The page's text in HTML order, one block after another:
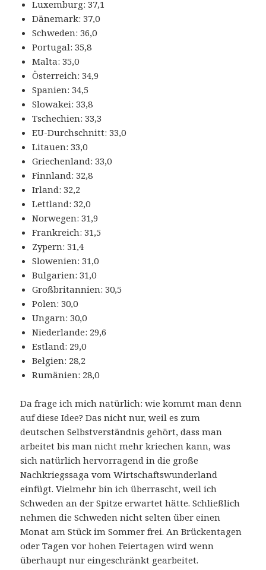
Luxemburg: 37,1
Dänemark: 37,0
Schweden: 36,0
Portugal: 35,8
Malta: 35,0
Österreich: 34,9
Spanien: 34,5
Slowakei: 33,8
Tschechien: 33,3
EU-Durchschnitt: 33,0
Litauen: 33,0
Griechenland: 33,0
Finnland: 32,8
Irland: 32,2
Lettland: 32,0
Norwegen: 31,9
Frankreich: 31,5
Zypern: 31,4
Slowenien: 31,0
Bulgarien: 31,0
Großbritannien: 30,5
Polen: 30,0
Ungarn: 30,0
Niederlande: 29,6
Estland: 29,0
Belgien: 28,2
Rumänien: 28,0
Da frage ich mich natürlich: wie kommt man denn
auf diese Idee? Das nicht nur, weil es zum
deutschen Selbstverständnis gehört, dass man
arbeitet bis man nicht mehr kriechen kann, was
sich natürlich hervorragend in die große
Nachkriegssaga vom Wirtschaftswunderland
einfügt. Vielmehr bin ich überrascht, weil ich
Schweden an der Spitze erwartet hätte. Schließlich
nehmen die Schweden nicht selten über einen
Monat am Stück im Sommer frei. An Brückentagen
oder Tagen vor hohen Feiertagen wird wenn
überhaupt nur eingeschränkt gearbeitet.